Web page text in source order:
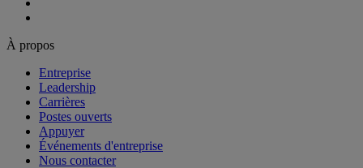
À propos
Entreprise
Leadership
Carrières
Postes ouverts
Appuyer
Événements d'entreprise
Nous contacter